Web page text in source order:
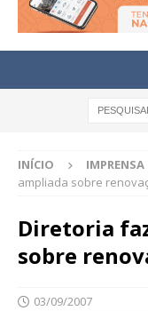
INÍCIO IMPRENSA
ampliada sobre
Diretoria
sobre
03/09/2007